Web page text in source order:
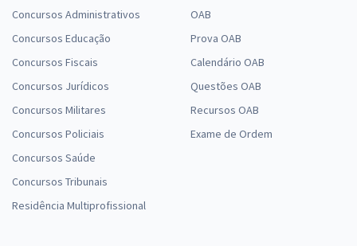
Concursos Administrativos
Concursos Educação
Concursos Fiscais
Concursos Jurídicos
Concursos Militares
Concursos Policiais
Concursos Saúde
Concursos Tribunais
Residência Multiprofissional
OAB
Prova OAB
Calendário OAB
Questões OAB
Recursos OAB
Exame de Ordem